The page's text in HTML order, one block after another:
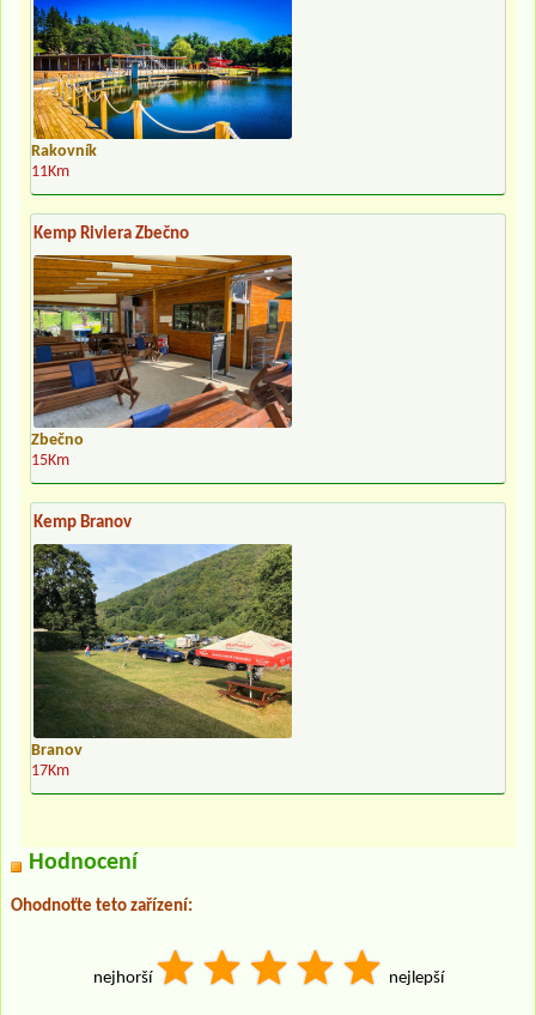
Rakovník
11Km
Kemp Riviera Zbečno
Zbečno
15Km
Kemp Branov
Branov
17Km
Hodnocení
Ohodnoťte teto zařízení:
nejhorší nejlepší